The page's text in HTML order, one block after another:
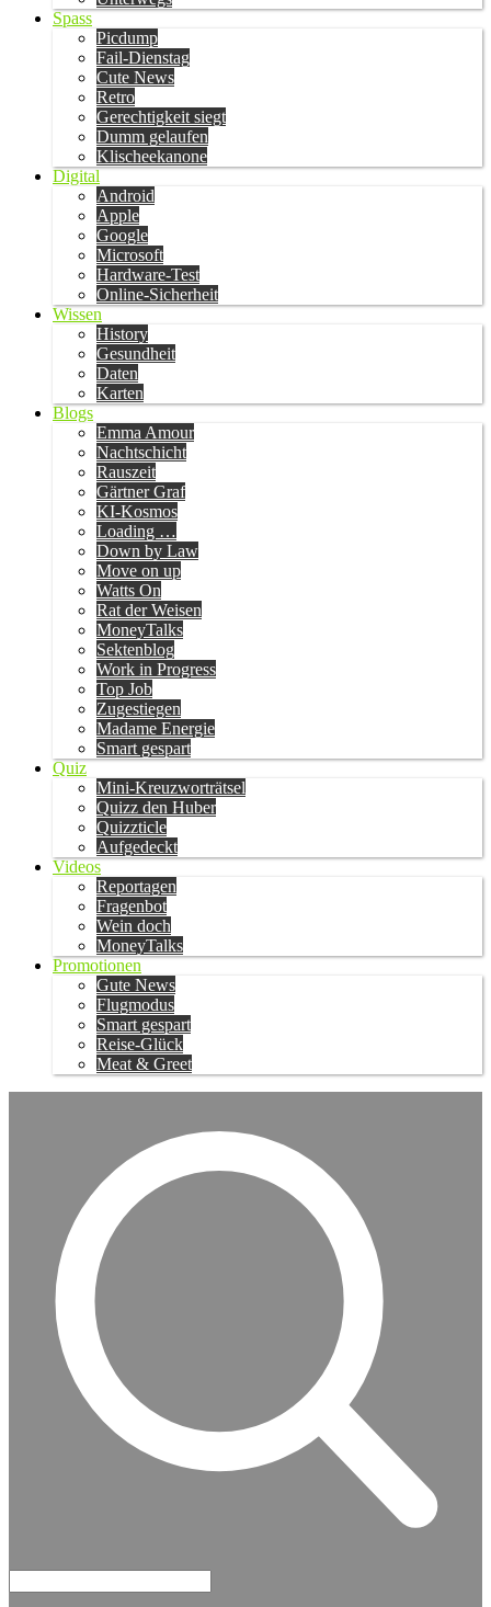
Spass
Picdump
Fail-Dienstag
Cute News
Retro
Gerechtigkeit siegt
Dumm gelaufen
Klischeekanone
Digital
Android
Apple
Google
Microsoft
Hardware-Test
Online-Sicherheit
Wissen
History
Gesundheit
Daten
Karten
Blogs
Emma Amour
Nachtschicht
Rauszeit
Gärtner Graf
KI-Kosmos
Loading …
Down by Law
Move on up
Watts On
Rat der Weisen
MoneyTalks
Sektenblog
Work in Progress
Top Job
Zugestiegen
Madame Energie
Smart gespart
Quiz
Mini-Kreuzworträtsel
Quizz den Huber
Quizzticle
Aufgedeckt
Videos
Reportagen
Fragenbot
Wein doch
MoneyTalks
Promotionen
Gute News
Flugmodus
Smart gespart
Reise-Glück
Meat & Greet